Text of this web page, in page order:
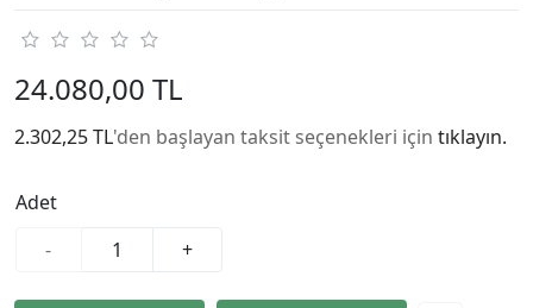
24.080,00 TL
2.302,25 TL'den başlayan taksit seçenekleri için tıklayın.
Adet
-
+